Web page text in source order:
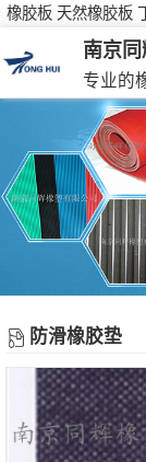
橡胶板 天然橡胶板
南京
专业的
防滑橡胶垫
当前
特种橡胶板
防滑橡胶垫
彩色橡胶垫
橡胶性能表